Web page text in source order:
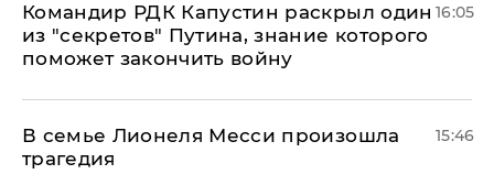
Командир РДК Капустин раскрыл один
из "секретов" Путина, знание которого
поможет закончить войну
16:05
В семье Лионеля Месси произошла
трагедия
15:46